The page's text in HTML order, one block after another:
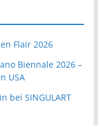
Flair 2026
Biennale 2026 –
USA
bei SINGULART